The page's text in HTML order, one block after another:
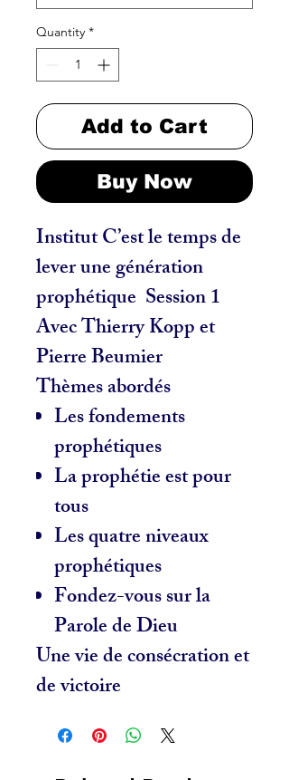
Quantity *
Add to Cart
Buy Now
Institut C’est le temps de
lever une génération
prophétique Session 1
Avec Thierry Kopp et
Pierre Beumier
Thèmes abordés
Les fondements
prophétiques
La prophétie est pour
tous
Les quatre niveaux
prophétiques
Fondez-vous sur la
Parole de Dieu
Une vie de consécration et
de victoire